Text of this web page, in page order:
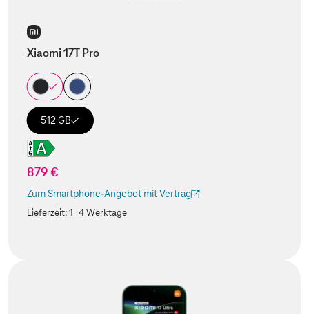
Xiaomi 17T Pro
512 GB
879 €
Zum Smartphone-Angebot mit Vertrag
(Der Link wird in einem neuen Tab geöffnet)
Lieferzeit:1-4 Werktage